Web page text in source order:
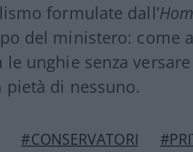
formulate dall’
del ministero: come
unghie senza
pietà di nessuno.
#CONSERVATORI